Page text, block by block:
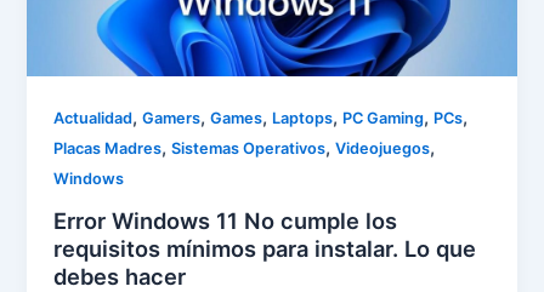
Actualidad,Gamers,Games, Laptops, PC Gaming, PCs,
Placas Madres,Sistemas Operativos,Videojuegos,
Windows
Error Windows 11 No cumple los
requisitos mínimos para instalar. Lo que
debes hacer